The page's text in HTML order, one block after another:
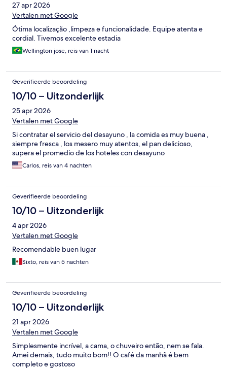
27 apr 2026
Vertalen met Google
Ótima localização ,limpeza e funcionalidade. Equipe atenta e
cordial. Tivemos excelente estadia
Wellington jose, reis van 1 nacht
Geverifieerde beoordeling
10/10 – Uitzonderlijk
25 apr 2026
Vertalen met Google
Si contratar el servicio del desayuno , la comida es muy buena ,
siempre fresca , los mesero muy atentos, el pan delicioso,
supera el promedio de los hoteles con desayuno
Carlos, reis van 4 nachten
Geverifieerde beoordeling
10/10 – Uitzonderlijk
4 apr 2026
Vertalen met Google
Recomendable buen lugar
Sixto, reis van 5 nachten
Geverifieerde beoordeling
10/10 – Uitzonderlijk
21 apr 2026
Vertalen met Google
Simplesmente incrível, a cama, o chuveiro então, nem se fala.
Amei demais, tudo muito bom!! O café da manhã é bem
completo e gostoso